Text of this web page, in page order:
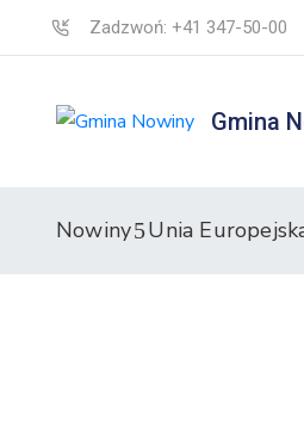
Zadzwoń: +41 347-50-00
Gmina
Nowiny Unia